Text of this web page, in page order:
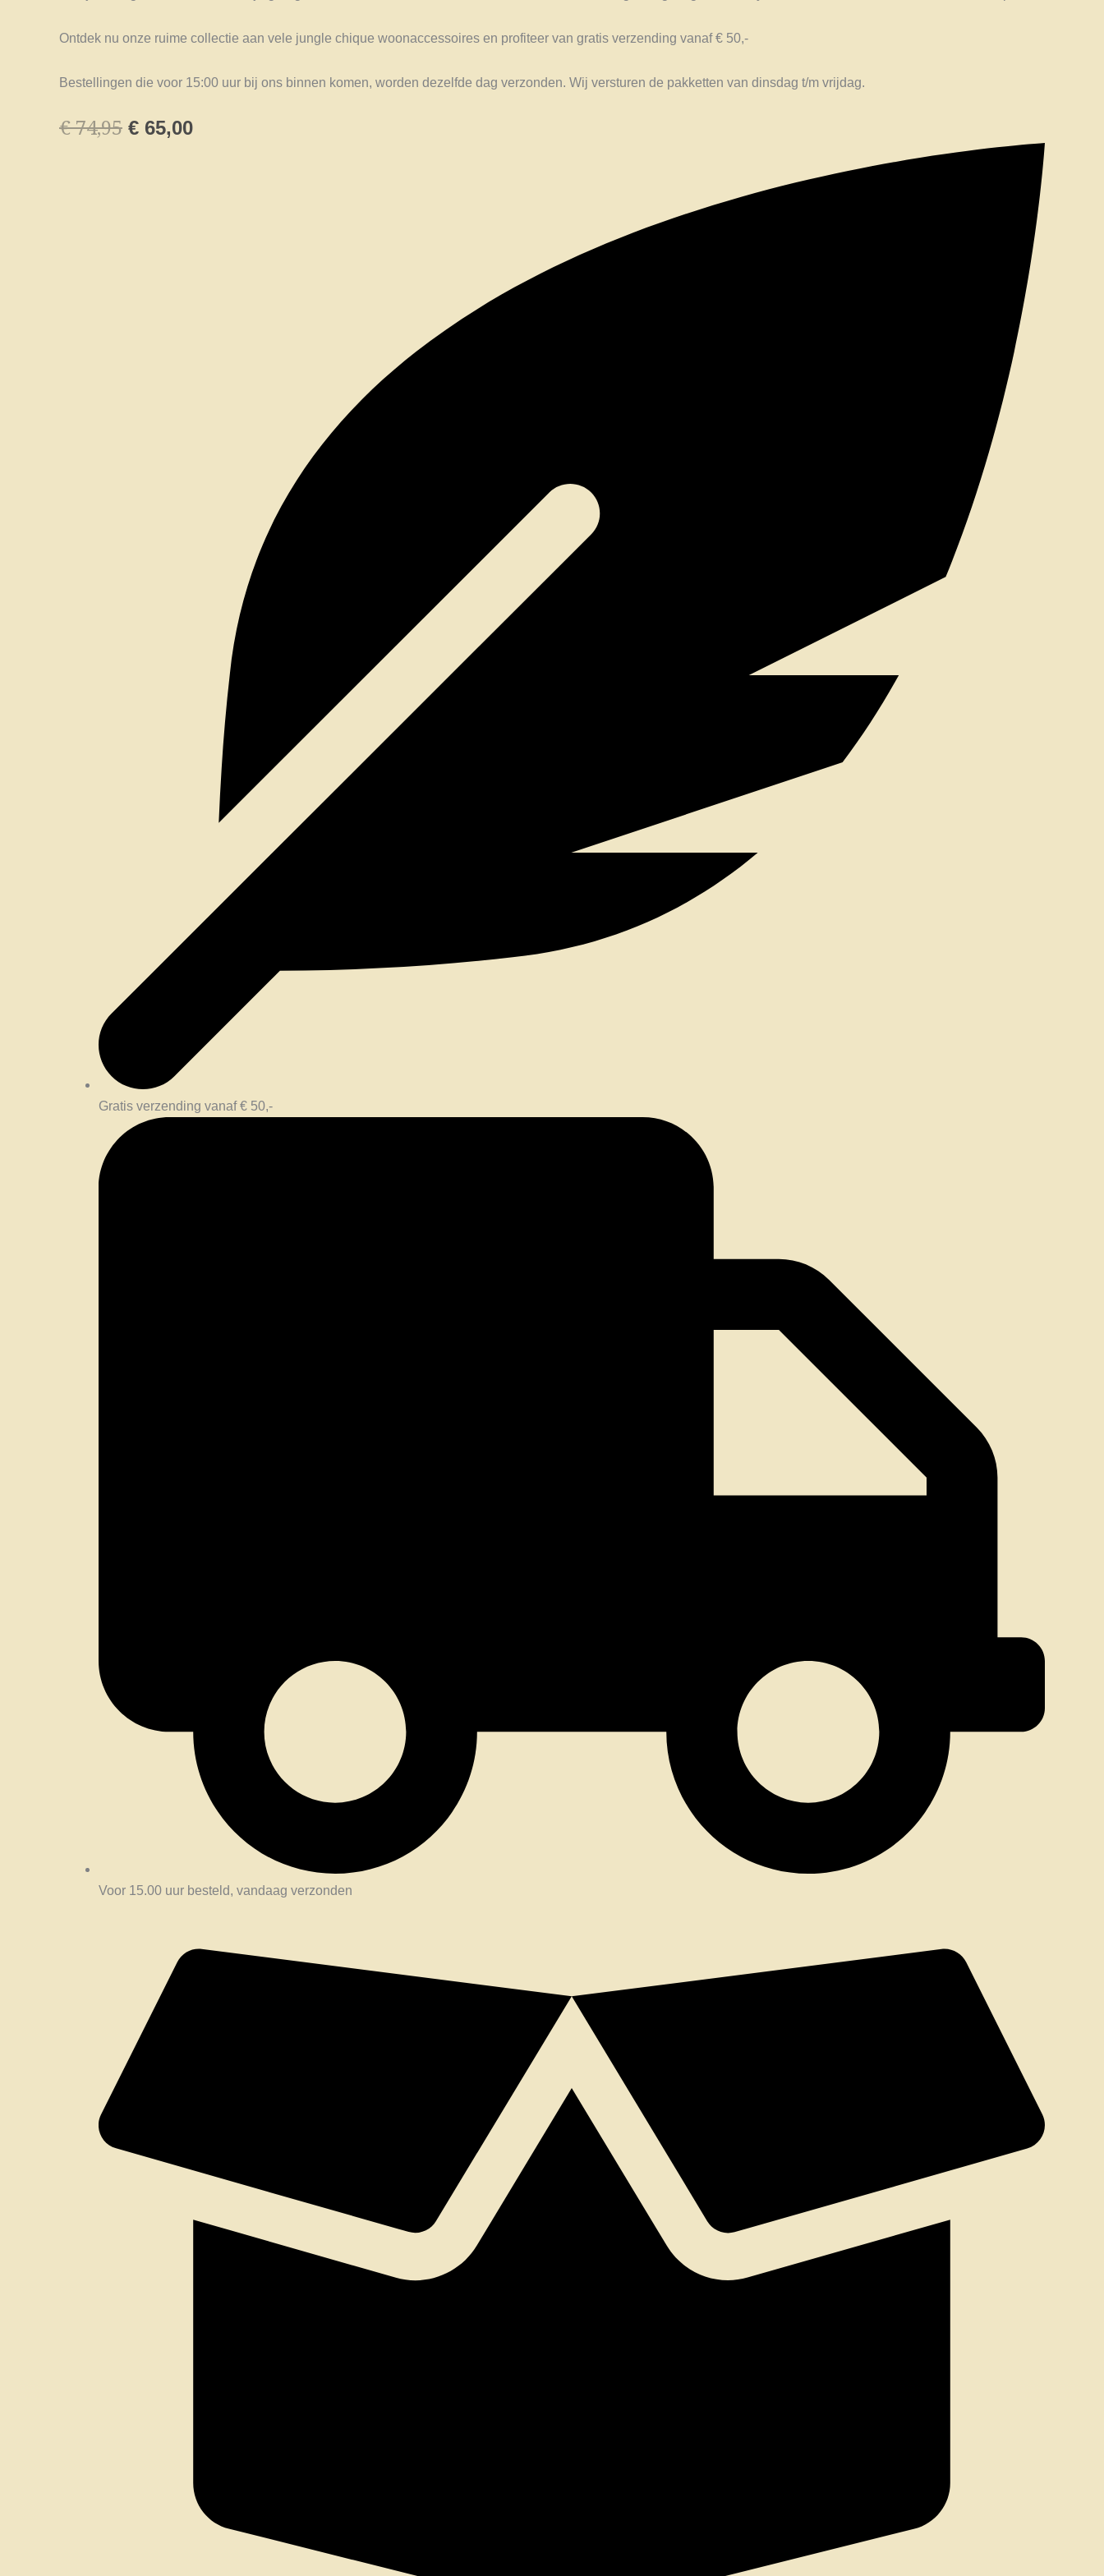
Ontdek nu onze ruime collectie aan vele jungle chique woonaccessoires en profiteer van gratis verzending vanaf € 50,-
Bestellingen die voor 15:00 uur bij ons binnen komen, worden dezelfde dag verzonden. Wij versturen de pakketten van dinsdag t/m vrijdag.
€74,95 Oorspronkelijke
€ 65,00Huidige
Gratis verzending vanaf € 50,-
Voor 15.00 uur besteld, vandaag verzonden